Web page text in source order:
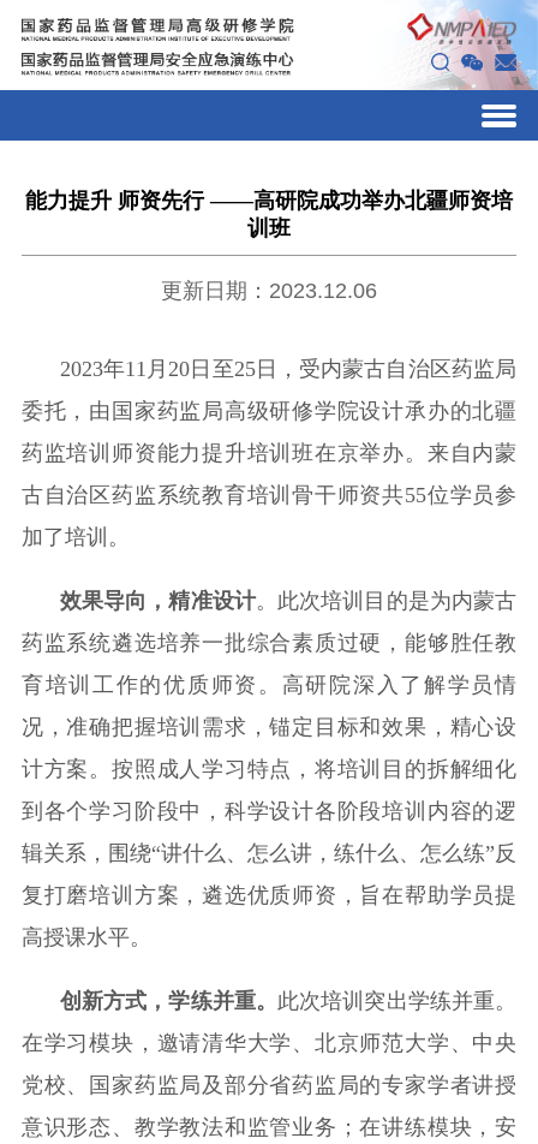
能力提升 师资先行 ——高研院成功举办北疆师资培
训班
更新日期：2023.12.06
2023年11月20日至25日，受内蒙古自治区药监局
委托，由国家药监局高级研修学院设计承办的北疆
药监培训师资能力提升培训班在京举办。来自内蒙
古自治区药监系统教育培训骨干师资共55位学员参
加了培训。
效果导向，精准设计。此次培训目的是为内蒙古
药监系统遴选培养一批综合素质过硬，能够胜任教
育培训工作的优质师资。高研院深入 了解学员情
况 ，准确把握培训需求，锚定目标和效果，精心设
计方案。按照成人学习特点， 将培训目的拆解细化
到 各个学习阶段中，科学设计各阶段培训内容的逻
辑关系，围绕“讲什么、怎么讲 ，练什么、怎么练”反
复打磨培训方案 ，遴选优质师资，旨在帮助学员提
高授课水平。
创新方式，学练并重。 此次培训突出学练并重。
在学习模块，邀请清华大学、北京师范大学、中央
党校、国家药监局及部分省药监局的专家学者讲授
意识形态、教学教法和监管业务；在讲练模块，安